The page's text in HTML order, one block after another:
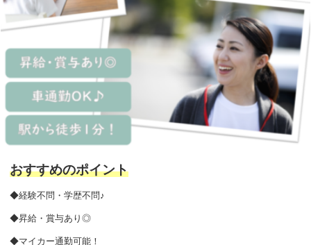
おすすめのポイント
◆経験不問・学歴不問♪
◆昇給・賞与あり◎
◆マイカー通勤可能！